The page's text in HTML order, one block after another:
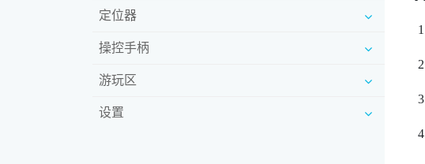
定位器
操控手柄
游玩区
设置